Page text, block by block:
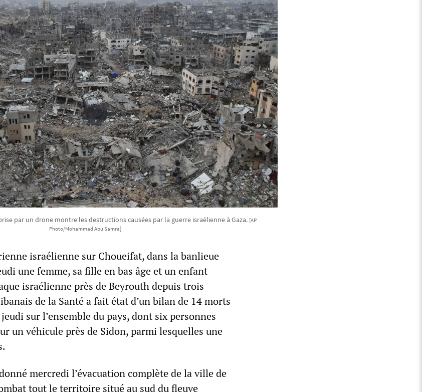
par un drone montre les destructions causées par la guerre israélienne à Gaza. [AP
Photo/Mohammad Abu Samra]
israélienne sur Choueifat, dans la banlieue
une femme, sa fille en bas âge et un enfant
israélienne près de Beyrouth depuis trois
de la Santé a fait état d’un bilan de 14 morts
sur l’ensemble du pays, dont six personnes
un véhicule près de Sidon, parmi lesquelles une
mercredi l’évacuation complète de la ville de
tout le territoire situé au sud du fleuve